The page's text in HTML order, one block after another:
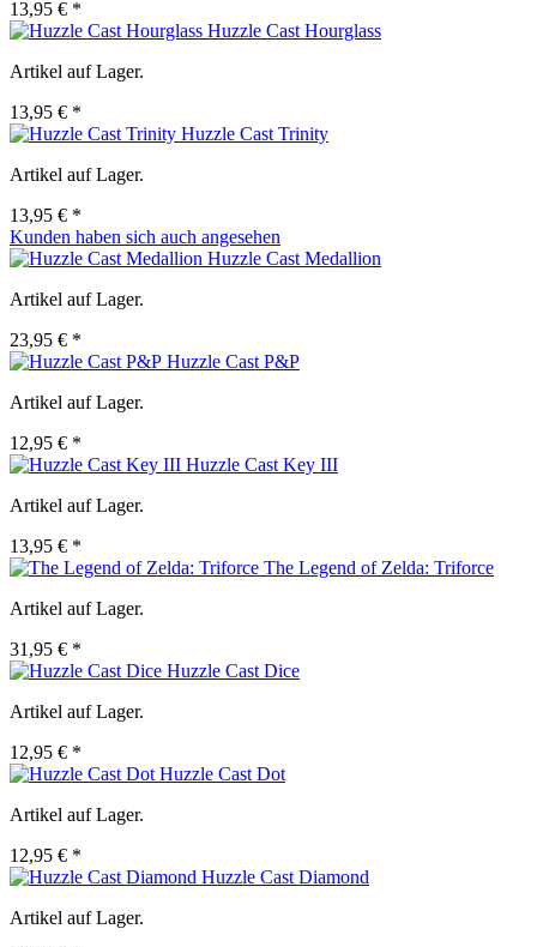
13,95 € *
Huzzle Cast Hourglass
Artikel auf Lager.
13,95 € *
Huzzle Cast Trinity
Artikel auf Lager.
13,95 € *
Kunden haben sich auch angesehen
Huzzle Cast Medallion
Artikel auf Lager.
23,95 € *
Huzzle Cast P&P
Artikel auf Lager.
12,95 € *
Huzzle Cast Key III
Artikel auf Lager.
13,95 € *
The Legend of Zelda: Triforce
Artikel auf Lager.
31,95 € *
Huzzle Cast Dice
Artikel auf Lager.
12,95 € *
Huzzle Cast Dot
Artikel auf Lager.
12,95 € *
Huzzle Cast Diamond
Artikel auf Lager.